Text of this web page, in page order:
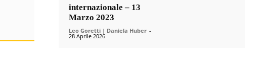
internazionale – 13
Marzo 2023
Leo Goretti | Daniela Huber -
28 Aprile 2026